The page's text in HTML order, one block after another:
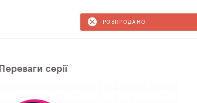
РОЗПРОДАНО
Переваги серії